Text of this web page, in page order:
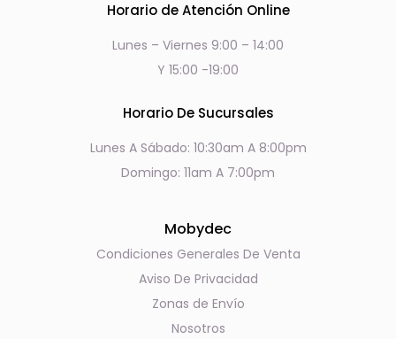
Horario de Atención Online
Lunes – Viernes 9:00 – 14:00
Y 15:00 -19:00
Horario De Sucursales
Lunes A Sábado: 10:30am A 8:00pm
Domingo: 11am A 7:00pm
Mobydec
Condiciones Generales De Venta
Aviso De Privacidad
Zonas de Envío
Nosotros